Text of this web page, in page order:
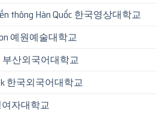
thông Hàn Quốc 한국영상대학교
예원예술대학교
부산외국어대학교
한국외국어대학교
여자대학교